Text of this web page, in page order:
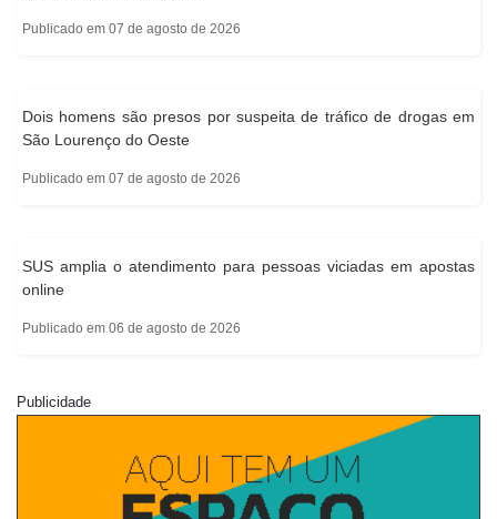
Publicado em 07 de agosto de 2026
Dois homens são presos por suspeita de tráfico de drogas em
São Lourenço do Oeste
Publicado em 07 de agosto de 2026
SUS amplia o atendimento para pessoas viciadas em apostas
online
Publicado em 06 de agosto de 2026
Publicidade